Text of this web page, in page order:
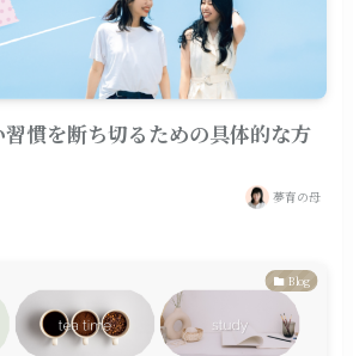
慣を断ち切るための具体的な方
夢育の母
Blog